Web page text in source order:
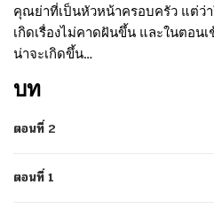
คุณย่าที่เป็นหัวหน้าครอบครัว แต่ว่
เกิดเรื่องไม่คาดฝันขึ้น และในตอนเ
น่าจะเกิดขึ้น…
บท
ตอนที่ 2
ตอนที่ 1